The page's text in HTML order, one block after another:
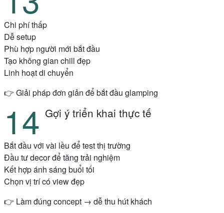
Chi phí thấp
Dễ setup
Phù hợp người mới bắt đầu
Tạo không gian chill đẹp
Linh hoạt di chuyển
👉 Giải pháp đơn giản để bắt đầu glamping
Gợi ý triển khai thực tế
Bắt đầu với vài lều để test thị trường
Đầu tư decor để tăng trải nghiệm
Kết hợp ánh sáng buổi tối
Chọn vị trí có view đẹp
👉 Làm đúng concept → dễ thu hút khách